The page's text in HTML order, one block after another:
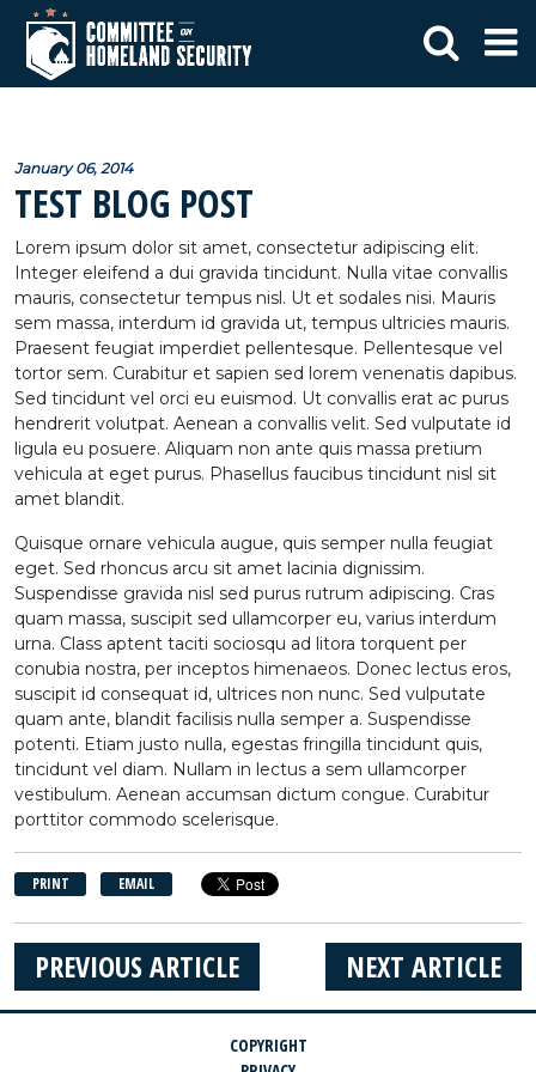
January 06, 2014
TEST BLOG POST
Lorem ipsum dolor sit amet, consectetur adipiscing elit.
Integer eleifend a dui gravida tincidunt. Nulla vitae convallis
mauris, consectetur tempus nisl. Ut et sodales nisi. Mauris
sem massa, interdum id gravida ut, tempus ultricies mauris.
Praesent feugiat imperdiet pellentesque. Pellentesque vel
tortor sem. Curabitur et sapien sed lorem venenatis dapibus.
Sed tincidunt vel orci eu euismod. Ut convallis erat ac purus
hendrerit volutpat. Aenean a convallis velit. Sed vulputate id
ligula eu posuere. Aliquam non ante quis massa pretium
vehicula at eget purus. Phasellus faucibus tincidunt nisl sit
amet blandit.
Quisque ornare vehicula augue, quis semper nulla feugiat
eget. Sed rhoncus arcu sit amet lacinia dignissim.
Suspendisse gravida nisl sed purus rutrum adipiscing. Cras
quam massa, suscipit sed ullamcorper eu, varius interdum
urna. Class aptent taciti sociosqu ad litora torquent per
conubia nostra, per inceptos himenaeos. Donec lectus eros,
suscipit id consequat id, ultrices non nunc. Sed vulputate
quam ante, blandit facilisis nulla semper a. Suspendisse
potenti. Etiam justo nulla, egestas fringilla tincidunt quis,
tincidunt vel diam. Nullam in lectus a sem ullamcorper
vestibulum. Aenean accumsan dictum congue. Curabitur
porttitor commodo scelerisque.
PRINT EMAIL
NEXT ARTICLE
PREVIOUS ARTICLE
COPYRIGHT